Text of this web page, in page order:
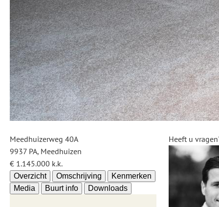
Meedhuizerweg 40A
9937 PA, Meedhuizen
€ 1.145.000 k.k.
Overzicht Omschrijving
Kenmerken
Media
Buurt info Downloads
Heeft u